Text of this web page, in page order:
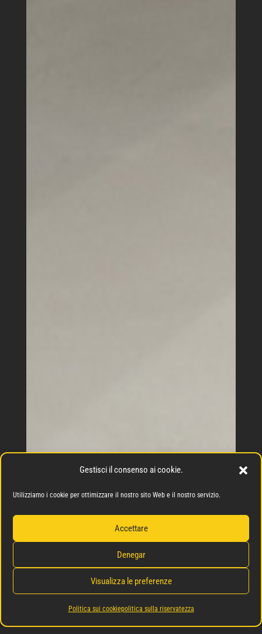
Gestisci il consenso ai cookie.
Utilizziamo i cookie per ottimizzare il nostro sito Web e il nostro servizio.
Accettare
Denegar
Visualizza le preferenze
Politica sui cookiepolitica sulla riservatezza